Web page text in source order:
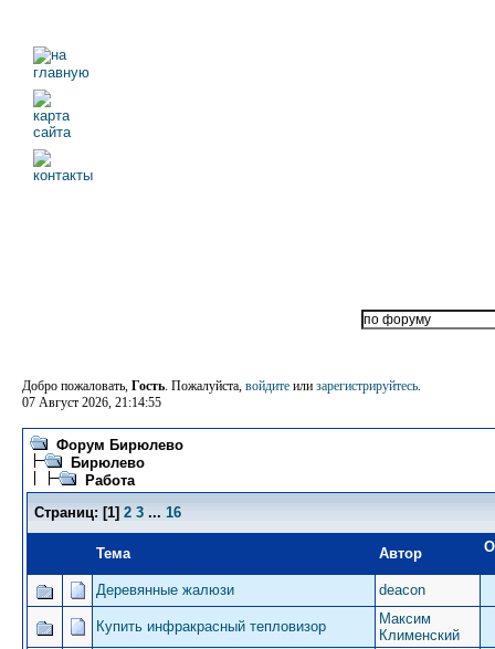
Добро пожаловать, Гость. Пожалуйста, войдите или зарегистрируйтесь.
07 Август 2026, 21:14:55
Форум Бирюлево
Бирюлево
Работа
Страниц: [1] 2 3 ... 16
Тема Автор
Деревянные жалюзи deacon
Купить инфракрасный тепловизор
Максим
Клименский